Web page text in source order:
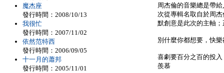
周杰倫的音樂總是帶
次從專輯名取自於周
默創意是此次的主軸
別什麼你都想要，快
喜劇要百分之百的投
羨慕
魔杰座
發行時間：2008/10/13
我很忙
發行時間：2007/11/02
依然范特西
發行時間：2006/09/05
十一月的蕭邦
發行時間：2005/11/01